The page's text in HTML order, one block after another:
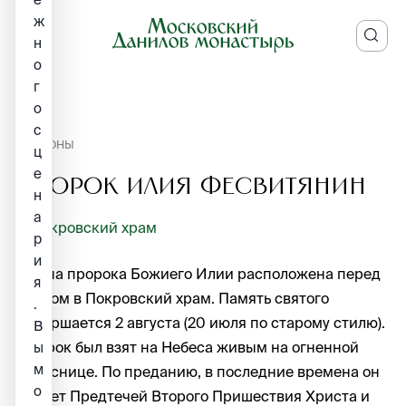
ИКОНЫ
Пророк Илия Фесвитянин
Покровский храм
Икона пророка Божиего Илии расположена перед
входом в Покровский храм. Память святого
совершается 2 августа (20 июля по старому стилю).
Пророк был взят на Небеса живым на огненной
колеснице. По преданию, в последние времена он
станет Предтечей Второго Пришествия Христа и
ж
н
о
г
о
с
ц
е
н
а
р
и
я
.
В
ы
м
о